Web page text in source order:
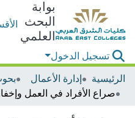
بوابة
البحث
العلمي
تسجيل الدخول
الرئيسية
إدارة الأعمال